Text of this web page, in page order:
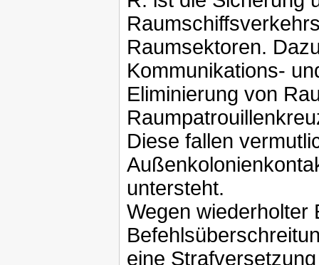
Raumsektoren.
Kommunikations-
Eliminierung von
Diese fallen
untersteht.
Wegen wiederholter
eine